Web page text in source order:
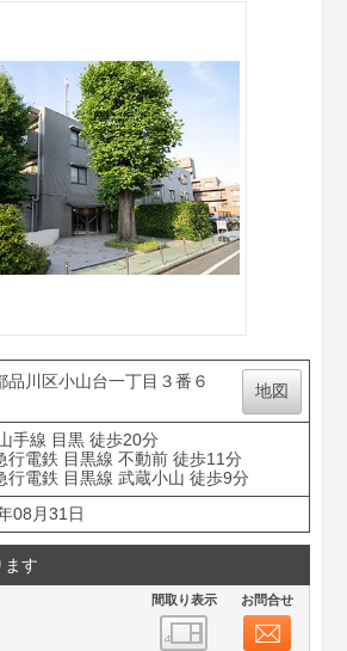
品川区小山台一丁目３番６
地図
手線 目黒 徒歩20分
行電鉄 目黒線 不動前 徒歩11分
行電鉄 目黒線 武蔵小山 徒歩9分
08月31日
ます
間取り表示 お問合せ